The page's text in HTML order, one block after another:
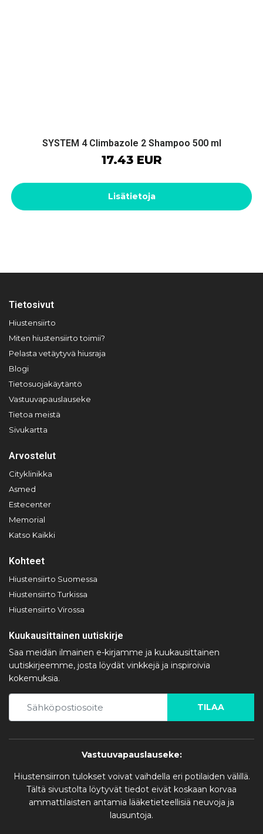
SYSTEM 4 Climbazole 2 Shampoo 500 ml
17.43 EUR
Lisätietoja
Tietosivut
Hiustensiirto
Miten hiustensiirto toimii?
Pelasta vetäytyvä hiusraja
Blogi
Tietosuojakäytäntö
Vastuuvapauslauseke
Tietoa meistä
Sivukartta
Arvostelut
Cityklinikka
Asmed
Estecenter
Memorial
Katso Kaikki
Kohteet
Hiustensiirto Suomessa
Hiustensiirto Turkissa
Hiustensiirto Virossa
Kuukausittainen uutiskirje
Saa meidän ilmainen e-kirjamme ja kuukausittainen
uutiskirjeemme, josta löydät vinkkejä ja inspiroivia
kokemuksia.
TILAA
Vastuuvapauslauseke:
Hiustensiirron tulokset voivat vaihdella eri potilaiden välillä.
Tältä sivustolta löytyvät tiedot eivät koskaan korvaa
ammattilaisten antamia lääketieteellisiä neuvoja ja
lausuntoja.